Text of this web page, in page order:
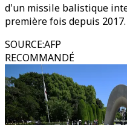
d'un missile balistique
première fois depuis 2017.
SOURCE:AFP
RECOMMANDÉ